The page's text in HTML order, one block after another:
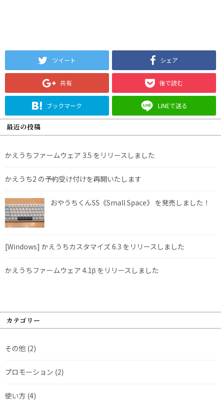
ツイート シェア
共有 後で読む
ブックマーク LINEで送る
最近の投稿
かえうちファームウェア 3.5 をリリースしました
かえうち2 の予約受け付けを再開いたします
おやうちくんSS《Small Space》 を発売しました！
[Windows] かえうちカスタマイズ 6.3 をリリースしました
かえうちファームウェア 4.1β をリリースしました
カテゴリー
その他 (2)
プロモーション (2)
使い方 (4)